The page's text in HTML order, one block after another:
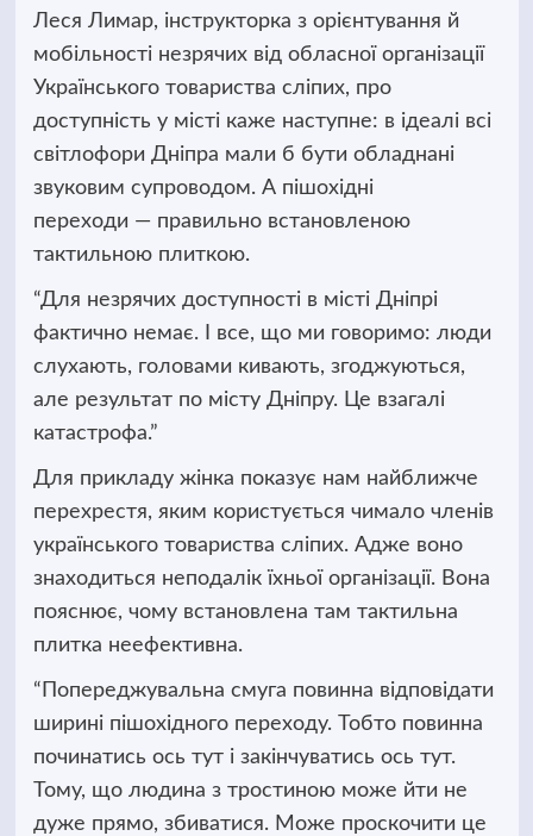
Леся Лимар, інструкторка з орієнтування й
мобільності незрячих від обласної організації
Українського товариства сліпих, про
доступність у місті каже наступне: в ідеалі всі
світлофори Дніпра мали б бути обладнані
звуковим супроводом. А пішохідні
переходи — правильно встановленою
тактильною плиткою.
“Для незрячих доступності в місті Дніпрі
фактично немає. І все, що ми говоримо: люди
слухають, головами кивають, згоджуються,
але результат по місту Дніпру. Це взагалі
катастрофа.”
Для прикладу жінка показує нам найближче
перехрестя, яким користується чимало членів
українського товариства сліпих. Адже воно
знаходиться неподалік їхньої організації. Вона
пояснює, чому встановлена там тактильна
плитка неефективна.
“Попереджувальна смуга повинна відповідати
ширині пішохідного переходу. Тобто повинна
починатись ось тут і закінчуватись ось тут.
Тому, що людина з тростиною може йти не
дуже прямо, збиватися. Може проскочити це